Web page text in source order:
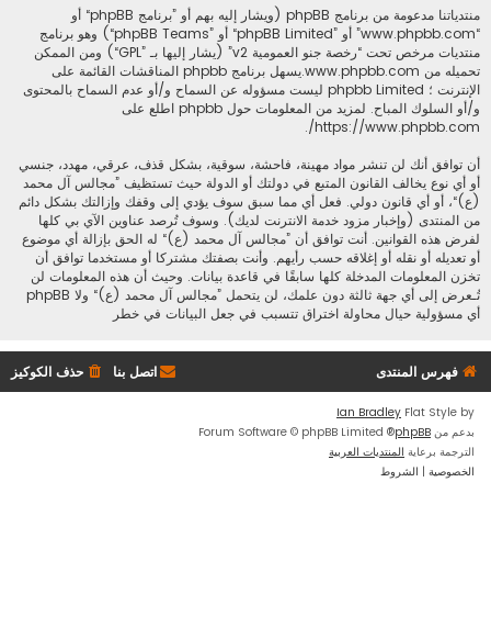
منتدياتنا مدعومة من برنامج phpBB (ويشار إليه بهم أو ”برنامج phpBB“ أو
“www.phpbb.com” أو ”phpBB Limited“ أو ”phpBB Teams“) وهو برنامج
منتديات مرخص تحت “رخصة جنو العمومية v2
” (يشار إليها بـ ”GPL“) ومن الممكن
تحميله من www.phpbb.com
.يسهل برنامج phpbb المناقشات القائمة على
الإنترنت ؛ phpbb Limited ليست مسؤوله عن السماح و/أو عدم السماح بالمحتوى
و/أو السلوك المباح. لمزيد من المعلومات حول phpbb اطلع على
https://www.phpbb.com/
.
أن توافق أنك لن تنشر مواد مهينة، فاحشة، سوقية، بشكل قذف، عرقي، مهدد، جنسي
أو أي نوع يخالف القانون المتبع في دولتك أو الدولة حيث تستظيف ”مجالس آل محمد
(ع)“، أو أي قانون دولي. فعل أي مما سبق سوف يؤدي إلى وقفك وإزالتك بشكل دائم
من المنتدى (وإخبار مزود خدمة الانترنت لديك). وسوف تُرصد عناوين الآي بي كلها
لفرض هذه القوانين. أنت توافق أن ”مجالس آل محمد (ع)“ له الحق بإزالة أي موضوع
أو تعديله أو نقله أو إغلاقه حسب رأيهم. وأنت بصفتك مشتركا أو مستخدما توافق أن
تخزن المعلومات المدخلة كلها سابقًا في قاعدة بيانات. وحيث أن هذه المعلومات لن
تُـعرض إلى أي جهة ثالثة دون علمك، لن يتحمل ”مجالس آل محمد (ع)“ ولا phpBB
أي مسؤولية حيال محاولة اختراق تتسبب في جعل البيانات في خطر
فهرس المنتدى حذف الكوكيز اتصل بنا
Flat Style by
Ian Bradley
بدعم من phpBB
® Forum Software © phpBB Limited
الترجمة برعاية المنتديات العربية
الخصوصية | الشروط